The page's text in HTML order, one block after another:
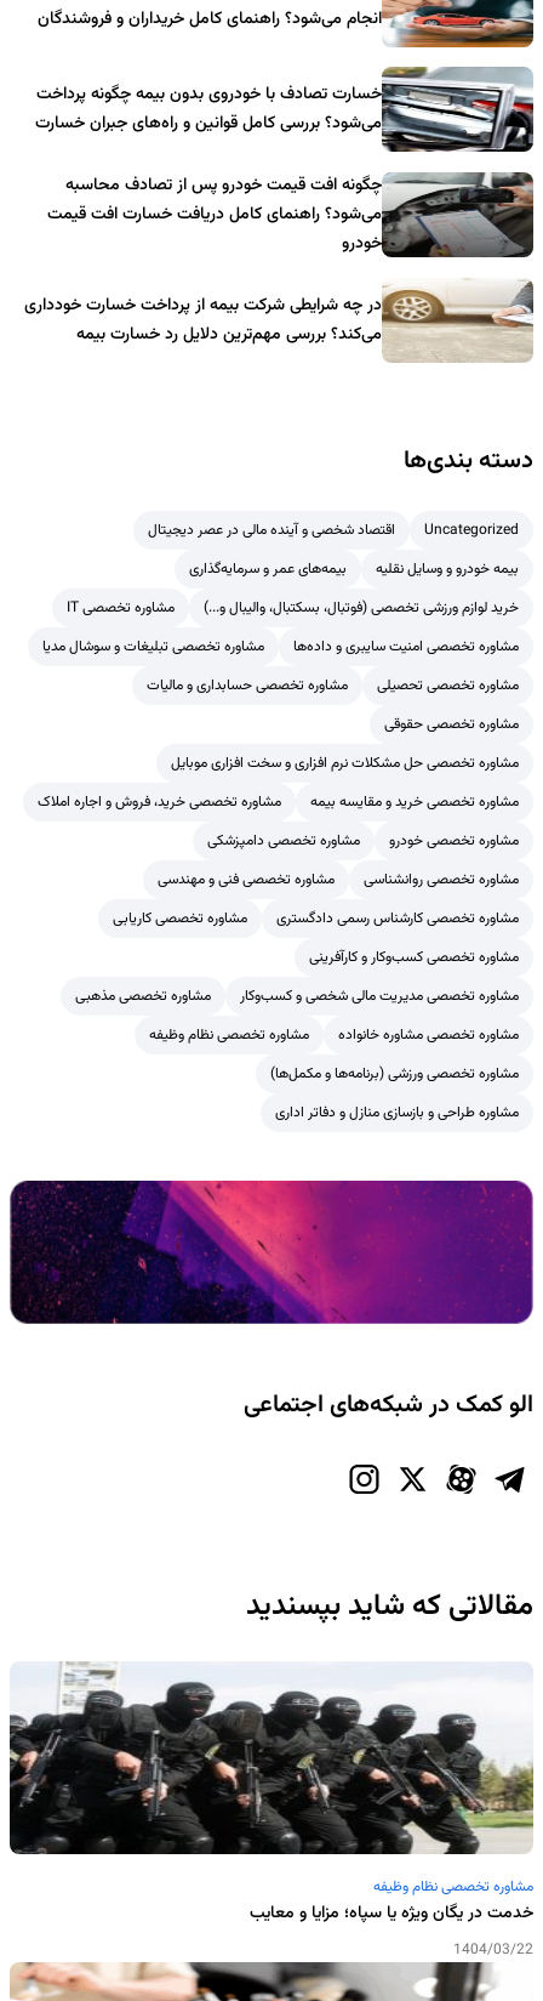
انجام می‌شود؟ راهنمای کامل خریداران و فروشندگان
خسارت تصادف با خودروی بدون بیمه چگونه پرداخت
می‌شود؟ بررسی کامل قوانین و راه‌های جبران خسارت
چگونه افت قیمت خودرو پس از تصادف محاسبه
می‌شود؟ راهنمای کامل دریافت خسارت افت قیمت
خودرو
در چه شرایطی شرکت بیمه از پرداخت خسارت خودداری
می‌کند؟ بررسی مهم‌ترین دلایل رد خسارت بیمه
دسته بندی‌ها
Uncategorized
اقتصاد شخصی و آینده مالی در عصر دیجیتال
بیمه خودرو و وسایل نقلیه
بیمه‌های عمر و سرمایه‌گذاری
خرید لوازم ورزشی تخصصی (فوتبال، بسکتبال، والیبال و...)
مشاوره تخصصی IT
مشاوره تخصصی امنیت سایبری و داده‌ها
مشاوره تخصصی تبلیغات و سوشال مدیا
مشاوره تخصصی تحصیلی
مشاوره تخصصی حسابداری و مالیات
مشاوره تخصصی حقوقی
مشاوره تخصصی حل مشکلات نرم افزاری و سخت افزاری موبایل
مشاوره تخصصی خرید و مقایسه بیمه
مشاوره تخصصی خرید، فروش و اجاره املاک
مشاوره تخصصی خودرو
مشاوره تخصصی دامپزشکی
مشاوره تخصصی روانشناسی
مشاوره تخصصی فنی و مهندسی
مشاوره تخصصی کارشناس رسمی دادگستری
مشاوره تخصصی کاریابی
مشاوره تخصصی کسب‌وکار و کارآفرینی
مشاوره تخصصی مدیریت مالی شخصی و کسب‌وکار
مشاوره تخصصی مذهبی
مشاوره تخصصی مشاوره خانواده
مشاوره تخصصی نظام وظیفه
مشاوره تخصصی ورزشی (برنامه‌ها و مکمل‌ها)
مشاوره طراحی و بازسازی منازل و دفاتر اداری
الو کمک در شبکه‌های اجتماعی
مقالاتی که شاید بپسندید
مشاوره تخصصی نظام وظیفه
خدمت در یگان ویژه یا سپاه؛ مزایا و معایب
1404/03/22